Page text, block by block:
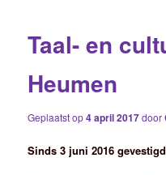
Taal- en
Heumen
Geplaatst op4 april 2017door
Sinds 3 juni 2016